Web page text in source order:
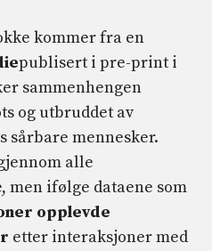
kommer fra en
publisert i pre-print i
sammenhengen
og utbruddet av
sårbare mennesker.
alle
men ifølge dataene som
opplevde
etter interaksjoner med